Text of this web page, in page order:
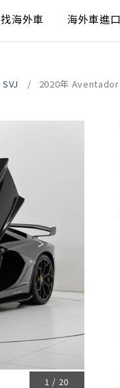
找海外車 海外車進
SVJ 2020年 Aventador
1 / 20